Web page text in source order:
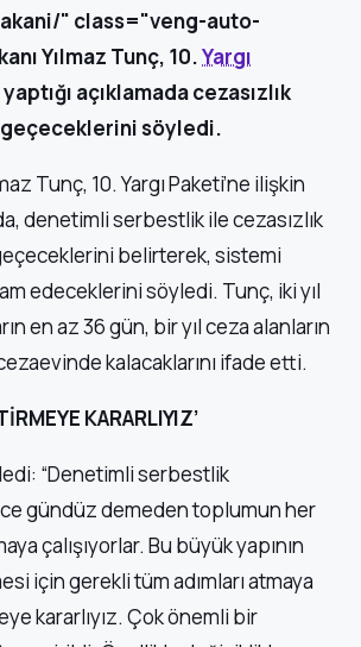
" class="veng-auto-
Yılmaz Tunç, 10.Yargı
açıklamada cezasızlık
geçeceklerini söyledi.
Tunç, 10. Yargı Paketi’ne ilişkin
denetimli serbestlik ile cezasızlık
belirterek, sistemi
edeceklerini söyledi. Tunç, iki yıl
en az 36 gün, bir yıl ceza alanların
kalacaklarını ifade etti.
KARARLIYIZ’
“Denetimli serbestlik
gündüz demeden toplumun her
çalışıyorlar. Bu büyük yapının
için gerekli tüm adımları atmaya
kararlıyız. Çok önemli bir